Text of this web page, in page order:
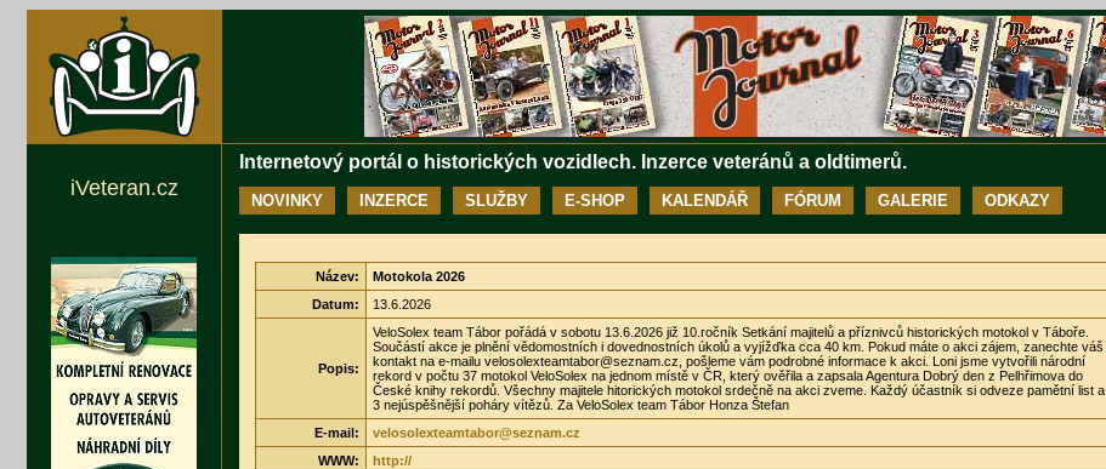
Internetový portál o historických vozidlech. Inzerce veteránů a oldtimerů.
NOVINKY INZERCE SLUŽBY E-SHOP KALENDÁŘ FÓRUM GALERIE ODKAZY
Název:
Motokola 2026
Datum:
13.6.2026
Popis:
VeloSolex team Tábor pořádá v sobotu 13.6.2026 již 10.ročník Setkání majitelů a příznivců historických motokol v Táboře.
Součástí akce je plnění vědomostních i dovednostních úkolů a vyjížďka cca 40 km. Pokud máte o akci zájem, zanechte váš
kontakt na e-mailu velosolexteamtabor@seznam.cz, pošleme vám podrobné informace k akci. Loni jsme vytvořili národní
rekord v počtu 37 motokol VeloSolex na jednom místě v ČR, který ověřila a zapsala Agentura Dobrý den z Pelhřimova do
České knihy rekordů. Všechny majitele hitorických motokol srdečně na akci zveme. Každý účastník si odveze pamětní list a
3 nejúspěšnější poháry vítězů. Za VeloSolex team Tábor Honza Štefan
E-mail:
velosolexteamtabor@seznam.cz
WWW:
http://
iVeteran.cz